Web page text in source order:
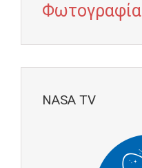
Φωτογραφία
NASA TV